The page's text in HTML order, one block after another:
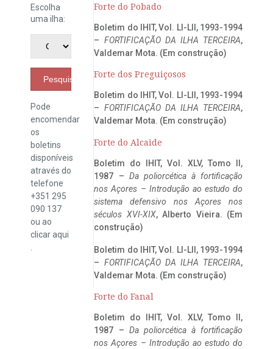
Escolha
uma ilha:
Pesquisar
Pode
encomendar
os
boletins
disponíveis
através do
telefone
+351 295
090 137
ou ao
clicaraqui
Forte do Pobado
Boletim do IHIT, Vol. LI-LII, 1993-1994
– FORTIFICAÇÃO DA ILHA TERCEIRA,
Valdemar Mota. (Em construção)
Forte dos Preguiçosos
Boletim do IHIT, Vol. LI-LII, 1993-1994
– FORTIFICAÇÃO DA ILHA TERCEIRA,
Valdemar Mota. (Em construção)
Forte do Alcaide
Boletim do IHIT, Vol. XLV, Tomo II,
1987 – Da poliorcética à fortificação
nos Açores – Introdução ao estudo do
sistema defensivo nos Açores nos
séculos XVI-XIX, Alberto Vieira. (Em
construção)
Boletim do IHIT, Vol. LI-LII, 1993-1994
– FORTIFICAÇÃO DA ILHA TERCEIRA,
Valdemar Mota. (Em construção)
Forte do Fanal
Boletim do IHIT, Vol. XLV, Tomo II,
1987 – Da poliorcética à fortificação
nos Açores – Introdução ao estudo do